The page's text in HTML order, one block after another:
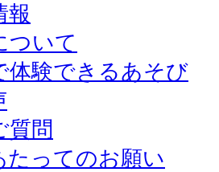
報
ついて
体験できるあそび
質問
たってのお願い